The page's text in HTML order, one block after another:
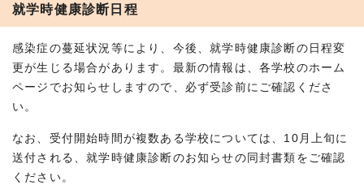
就学時健康診断日程
感染症の蔓延状況等により、今後、就学時健康診断の日程変
更が生じる場合があります。最新の情報は、各学校のホーム
ページでお知らせしますので、必ず受診前にご確認くださ
い。
なお、受付開始時間が複数ある学校については、10月上旬に
送付される、就学時健康診断のお知らせの同封書類をご確認
ください。